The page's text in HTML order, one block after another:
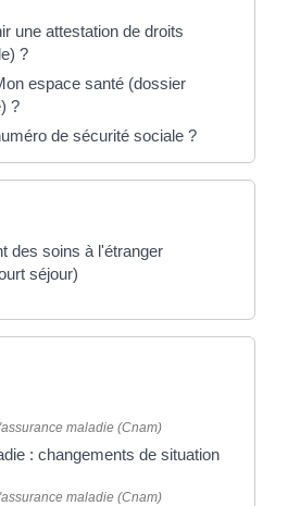
une attestation de droits
?
espace santé (dossier
?
de sécurité sociale ?
des soins à l'étranger
séjour)
maladie (Cnam)
: changements de situation
maladie (Cnam)